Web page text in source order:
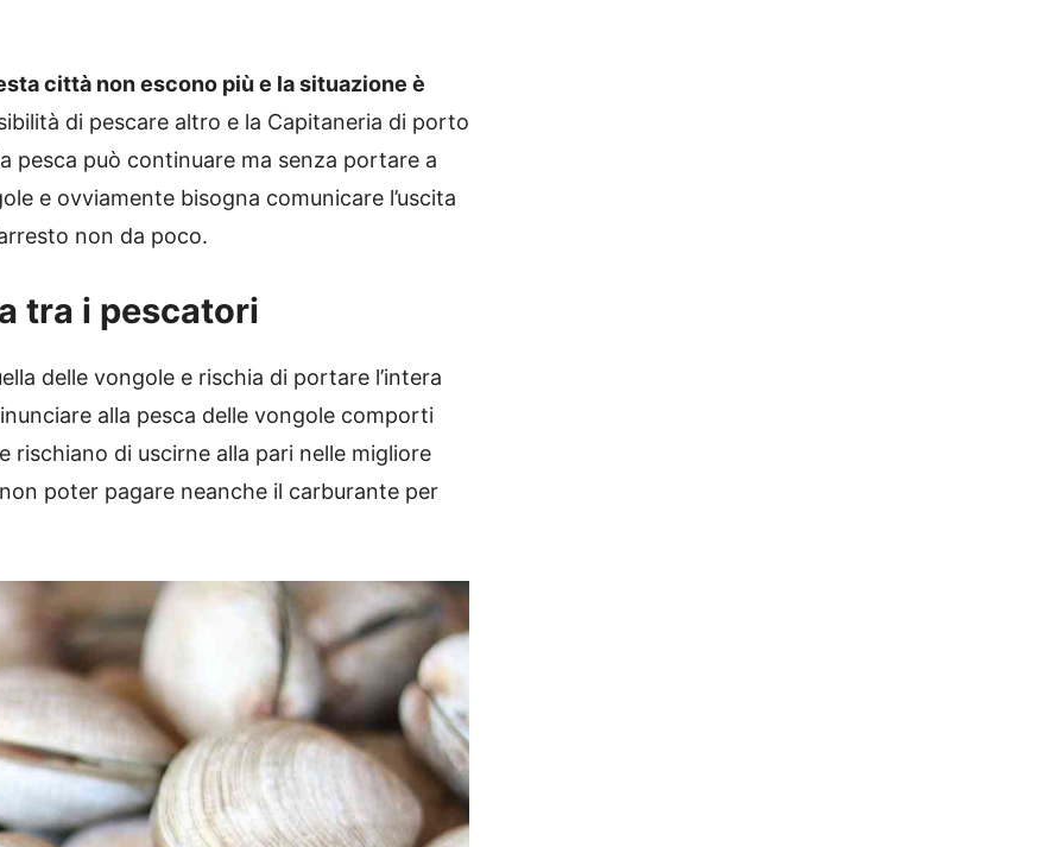
città non escono più e la situazione è
di pescare altro e la Capitaneria di porto
pesca può continuare ma senza portare a
e ovviamente bisogna comunicare l’uscita
non da poco.
tra i pescatori
delle vongole e rischia di portare l’intera
alla pesca delle vongole comporti
di uscirne alla pari nelle migliore
poter pagare neanche il carburante per